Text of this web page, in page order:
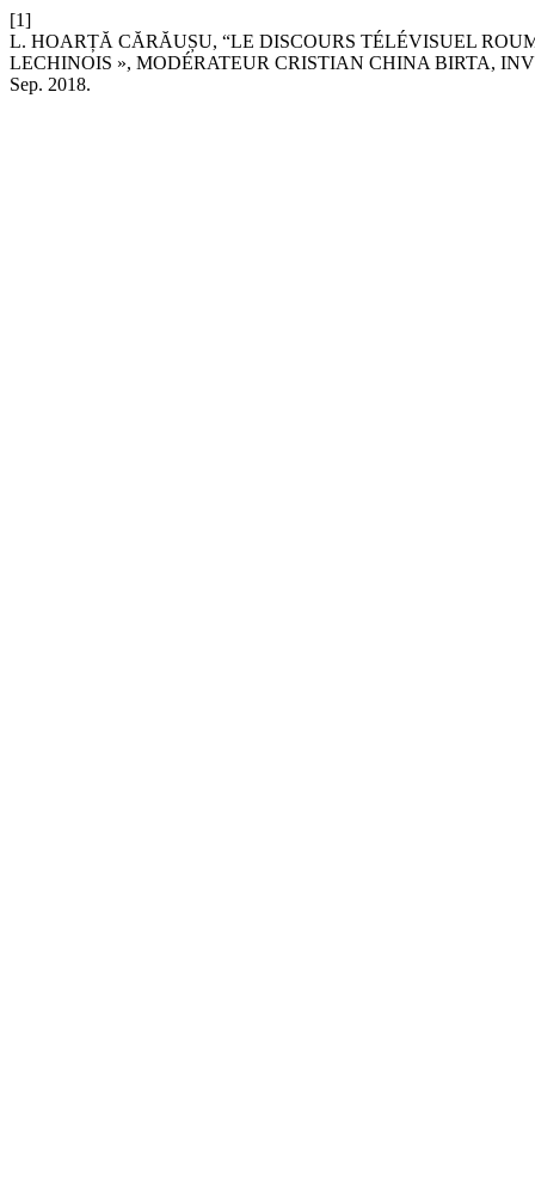
[1]
L. HOARȚĂ CĂRĂUȘU, “LE DISCOURS TÉLÉVISUEL
LECHINOIS », MODÉRATEUR CRISTIAN CHINA BIRTA,
Sep. 2018.